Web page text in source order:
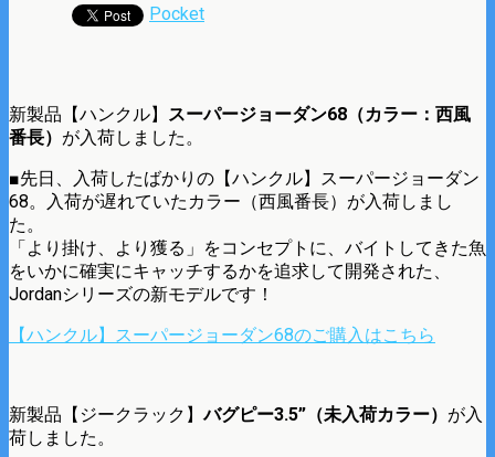
Pocket
新製品【ハンクル】 スーパージョーダン68（カラー：西風
番長） が入荷しました。
■先日、入荷したばかりの【ハンクル】スーパージョーダン
68。入荷が遅れていたカラー（西風番長）が入荷しまし
た。
「より掛け、より獲る」をコンセプトに、バイトしてきた魚
をいかに確実にキャッチするかを追求して開発された、
Jordanシリーズの新モデルです！
【ハンクル】スーパージョーダン68のご購入はこちら
新製品【ジークラック】バグピー3.5”（未入荷カラー） が入
荷しました。